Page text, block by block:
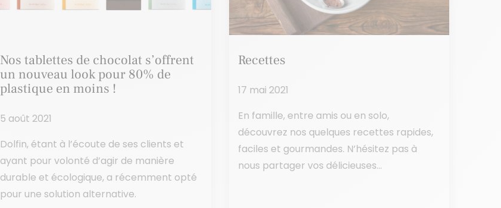
Nos tablettes de chocolat s’offrent
un nouveau look pour 80% de
plastique en moins !
5 août 2021
Dolfin, étant à l’écoute de ses clients et
ayant pour volonté d’agir de manière
durable et écologique, a récemment opté
pour une solution alternative.
Recettes
17 mai 2021
En famille, entre amis ou en solo,
découvrez nos quelques recettes rapides,
faciles et gourmandes. N’hésitez pas à
nous partager vos délicieuses...